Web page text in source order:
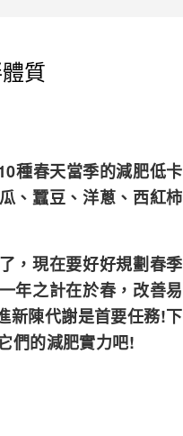
用品
護理 肛腸科
內科
質
種春天當季的減肥低卡
、蠶豆、洋蔥、西紅柿
現在要好好規劃春季
年之計在於春，改善易
新陳代謝是首要任務!下
們的減肥實力吧!